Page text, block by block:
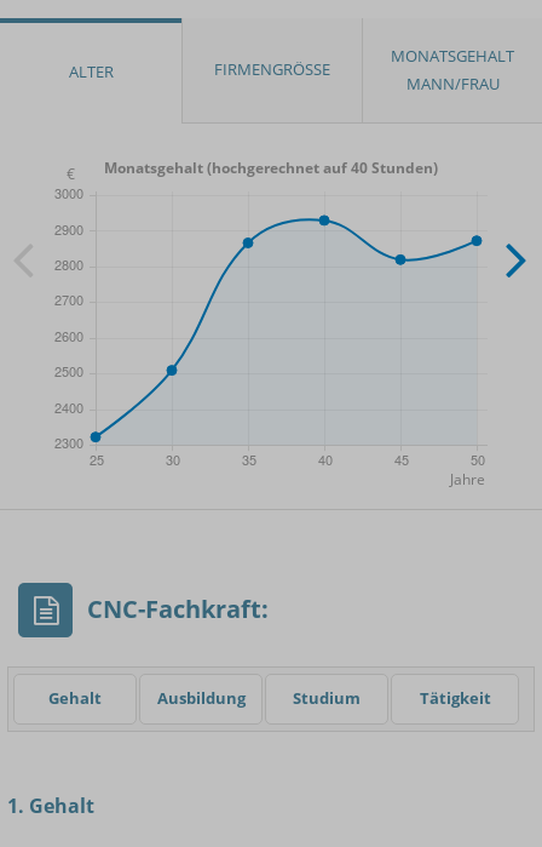
Monatsgehalt (hochgerechnet auf 40 Stunden)
CNC-Fachkraft:
Gehalt Ausbildung Studium Tätigkeit
1. Gehalt